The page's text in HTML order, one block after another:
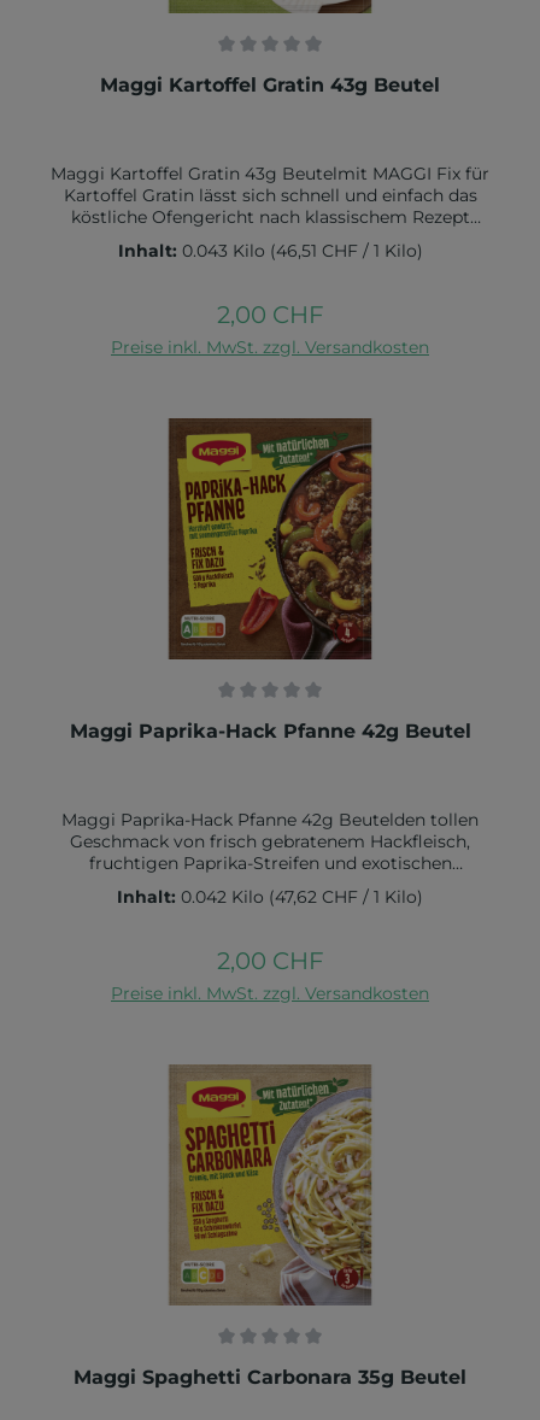
Durchschnittliche Bewertung von 0 von 5 Sternen
Maggi Kartoffel Gratin 43g Beutel
Maggi Kartoffel Gratin 43g Beutelmit MAGGI Fix für
Kartoffel Gratin lässt sich schnell und einfach das
köstliche Ofengericht nach klassischem Rezept
selber machenGrössere Bestellmengen benötigen
mehr LieferzeitZutaten:Kartoffelstärke,
Gewürze (Knoblauch, Muskatnuss, Pfeffer),
MILCHEIWEISSERZEUGNIS, Zucker. Kann SELLERIE,
EIER, GLUTENHALTIGES GETREIDE, SENF und SOJA
g Ballaststoffe, 1,1 gEiweiß 3,1 gSalz 0,89 g
Inhalt: 0.043 Kilo (46,51 CHF / 1 Kilo)
Regulärer Preis:
2,00 CHF
Preise inkl. MwSt. zzgl. Versandkosten
In den Warenkorb
Durchschnittliche Bewertung von 0 von 5 Sternen
Maggi Paprika-Hack Pfanne 42g Beutel
Maggi Paprika-Hack Pfanne 42g Beutelden tollen
Geschmack von frisch gebratenem Hackfleisch,
fruchtigen Paprika-Streifen und exotischen
Gewürzen wie Koriander und KreuzkümmelGrössere
Bestellmengen benötigen mehr
Paprika, Knoblauch, Chili, Koriander, Pfeffer,
Kreuzkümmel), WEIZENMEHL, Maisstärke, Jodsalz
(Salz, Kaliumjodat), Hefeextrakt, Aromen, Zucker,
SENF, GLUTEN und SOJA
enthalten.Nährwerte:Energie 541 kJ / 129 kcal Fett, 8,1
g davon gesättigte Fettsäuren 2,9 gKohlenhydrate,
4,4 g 1davon Zucker 2,6 gBallaststoffe, 1,9 gEiweiß 8,8
gSalz 0,67 g
Inhalt: 0.042 Kilo (47,62 CHF / 1 Kilo)
Regulärer Preis:
2,00 CHF
Preise inkl. MwSt. zzgl. Versandkosten
In den Warenkorb
Durchschnittliche Bewertung von 0 von 5 Sternen
Maggi Spaghetti Carbonara 35g Beutel